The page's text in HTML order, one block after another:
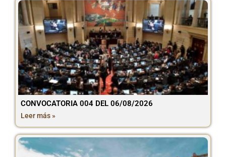
CONVOCATORIA 004 DEL 06/08/2026
Leer más »